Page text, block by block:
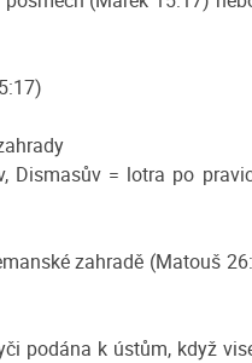
Dismasův = lotra po
zahradě (Matouš
podána k ústům, když